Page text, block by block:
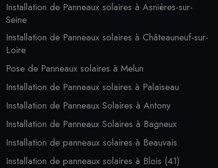
Installation de Panneaux solaires à Asnières-sur-
Seine
Installation de Panneaux solaires à Châteauneuf-sur-
Loire
Pose de Panneaux solaires à Melun
Installation de Panneaux solaires à Palaiseau
Installation de Panneaux Solaires à Antony
Installation de Panneaux Solaires à Bagneux
Installation de panneaux solaires à Beauvais
Installation de panneaux solaires à Blois (41)